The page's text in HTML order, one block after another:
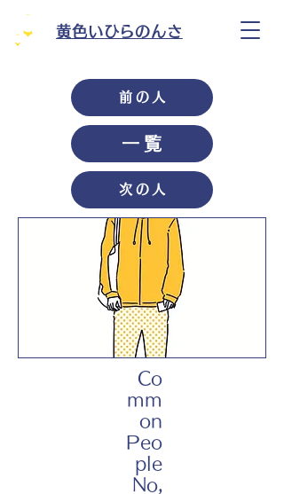
黄色いひらのんさ
前の人
一覧
次の人
Co
mm
on
Peo
ple
No,